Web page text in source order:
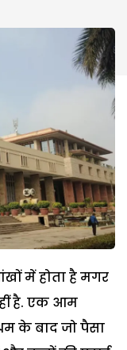
में होता है मगर
है. एक आम
के बाद जो पैसा